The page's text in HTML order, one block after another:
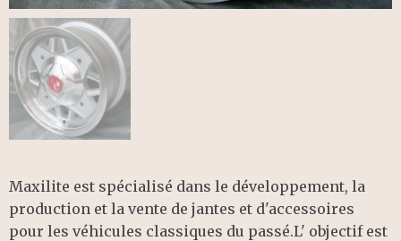
Maxilite est spécialisé dans le développement, la
production et la vente de jantes et d'accessoires
pour les véhicules classiques du passé.L' objectif est